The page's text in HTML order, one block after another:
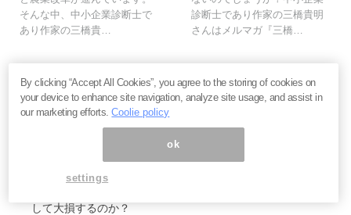
そんな中、中小企業診断士で
あり作家の三橋貴…
診断士であり作家の三橋貴明
さんはメルマガ『三橋…
いま読まれてます
して大損するのか？
By clicking “Accept All Cookies”, you agree to the storing of cookies on
your device to enhance site navigation, analyze site usage, and assist in
our marketing efforts.Coolie policy
ok
settings